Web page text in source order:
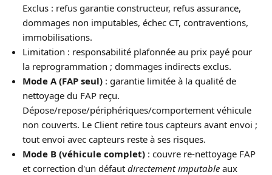
Exclus : refus garantie constructeur, refus assurance,
dommages non imputables, échec CT, contraventions,
immobilisations.
Limitation : responsabilité plafonnée au prix payé pour
la reprogrammation ; dommages indirects exclus.
Mode A (FAP seul): garantie limitée à la qualité de
nettoyage du FAP reçu.
Dépose/repose/périphériques/comportement véhicule
non couverts. Le Client retire tous capteurs avant envoi ;
tout envoi avec capteurs reste à ses risques.
Mode B (véhicule complet): couvre re-nettoyage FAP
et correction d'un défaut directement imputableaux